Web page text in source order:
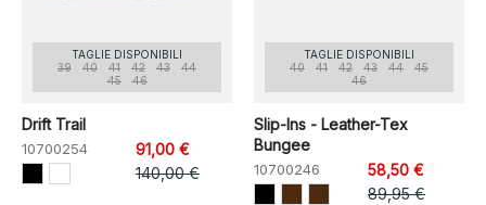
TAGLIE DISPONIBILI
39
40 41 42 43
44
45
46
Drift Trail
10700254
91,00 €
140,00 €
TAGLIE DISPONIBILI
40
41 42 43 44
45
46
Slip-Ins - Leather-Tex
Bungee
10700246
58,50 €
89,95 €